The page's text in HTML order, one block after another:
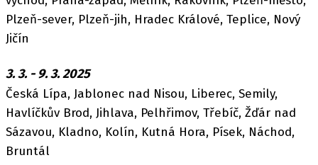
Plzeň-sever, Plzeň-jih, Hradec Králové, Teplice, Nový
Jičín
3. 3. - 9. 3. 2025
Česká Lípa, Jablonec nad Nisou, Liberec, Semily,
Havlíčkův Brod, Jihlava, Pelhřimov, Třebíč, Žďár nad
Sázavou, Kladno, Kolín, Kutná Hora, Písek, Náchod,
Bruntál